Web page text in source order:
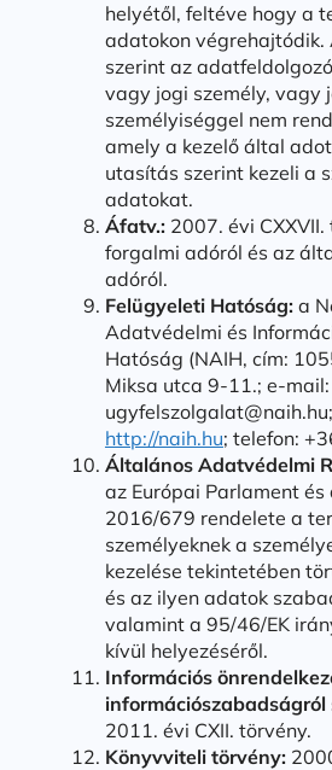
helyétől, feltéve hogy a
adatokon végrehajtódik.
szerint az
vagy jogi személy, vagy
személyiséggel nem
amely a kezelő által
utasítás szerint kezeli a
adatokat.
Áfatv.: 2007. évi
forgalmi adóról és az
adóról.
Felügyeleti Hatóság:a
Adatvédelmi és
Hatóság (NAIH, cím:
Miksa utca 9-11.; e-mail:
http://naih.hu; telefon:
Általános Adatvédelmi
az Európai Parlament és
2016/679 rendelete a
személyeknek a
kezelése tekintetében
és az ilyen adatok
valamint a 95/46/EK
kívül helyezéséről.
Információs
információszabadságról
2011. évi CXII. törvény.
Könyvviteli törvény: